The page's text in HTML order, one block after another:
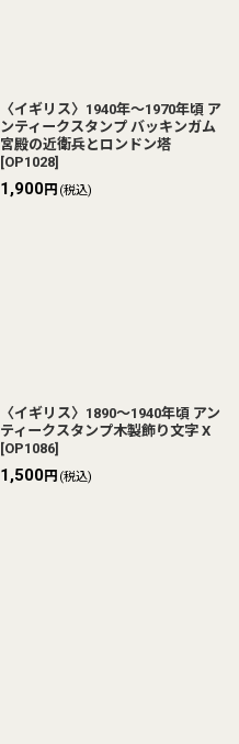
〈イギリス〉1940年〜1970年頃 ア
ンティークスタンプ バッキンガム
宮殿の近衛兵とロンドン塔
[OP1028]
1,900円 (税込)
〈イギリス〉1890〜1940年頃 アン
ティークスタンプ木製飾り文字 X
[OP1086]
1,500円 (税込)